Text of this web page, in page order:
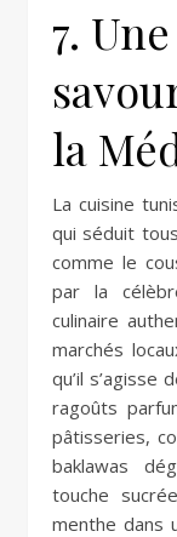
7.
la
La cuisine
qui séduit
comme le
par la
culinaire
marchés
qu’il s’agisse
ragoûts
pâtisseries,
baklawas
touche
menthe dans